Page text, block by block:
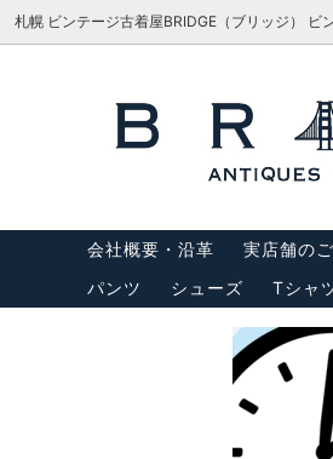
札幌 ビンテージ古着屋BRIDGE（ブリッジ） ビ
アウター
バッグ
サイズで探す
USA製リーバイス
会社概要・沿革
会社概要・沿革 実店舗の
パンツ
シューズ Tシャ